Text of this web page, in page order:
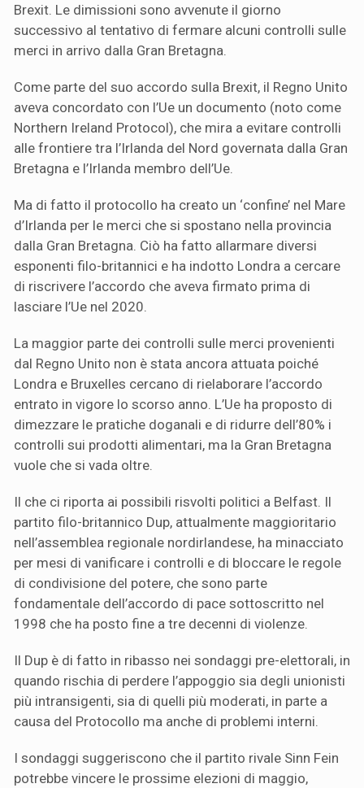
Brexit. Le dimissioni sono avvenute il giorno
successivo al tentativo di fermare alcuni controlli sulle
merci in arrivo dalla Gran Bretagna.
Come parte del suo accordo sulla Brexit, il Regno Unito
aveva concordato con l’Ue un documento (noto come
Northern Ireland Protocol), che mira a evitare controlli
alle frontiere tra l’Irlanda del Nord governata dalla Gran
Bretagna e l’Irlanda membro dell’Ue.
Ma di fatto il protocollo ha creato un ‘confine’ nel Mare
d’Irlanda per le merci che si spostano nella provincia
dalla Gran Bretagna. Ciò ha fatto allarmare diversi
esponenti filo-britannici e ha indotto Londra a cercare
di riscrivere l’accordo che aveva firmato prima di
lasciare l’Ue nel 2020.
La maggior parte dei controlli sulle merci provenienti
dal Regno Unito non è stata ancora attuata poiché
Londra e Bruxelles cercano di rielaborare l’accordo
entrato in vigore lo scorso anno. L’Ue ha proposto di
dimezzare le pratiche doganali e di ridurre dell’80% i
controlli sui prodotti alimentari, ma la Gran Bretagna
vuole che si vada oltre.
Il che ci riporta ai possibili risvolti politici a Belfast. Il
partito filo-britannico Dup, attualmente maggioritario
nell’assemblea regionale nordirlandese, ha minacciato
per mesi di vanificare i controlli e di bloccare le regole
di condivisione del potere, che sono parte
fondamentale dell’accordo di pace sottoscritto nel
1998 che ha posto fine a tre decenni di violenze.
Il Dup è di fatto in ribasso nei sondaggi pre-elettorali, in
quando rischia di perdere l’appoggio sia degli unionisti
più intransigenti, sia di quelli più moderati, in parte a
causa del Protocollo ma anche di problemi interni.
I sondaggi suggeriscono che il partito rivale Sinn Fein
potrebbe vincere le prossime elezioni di maggio,